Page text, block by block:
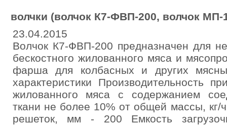
волчки (волчок К7-ФВП-200, волчок МП-
23.04.2015
Волчок К7-ФВП-200 предназначен для
бескостного жилованного мяса и
фарша для колбасных и других
характеристики Производительность
жилованного мяса с содержанием
ткани не более 10% от общей массы,
решеток, мм - 200 Емкость